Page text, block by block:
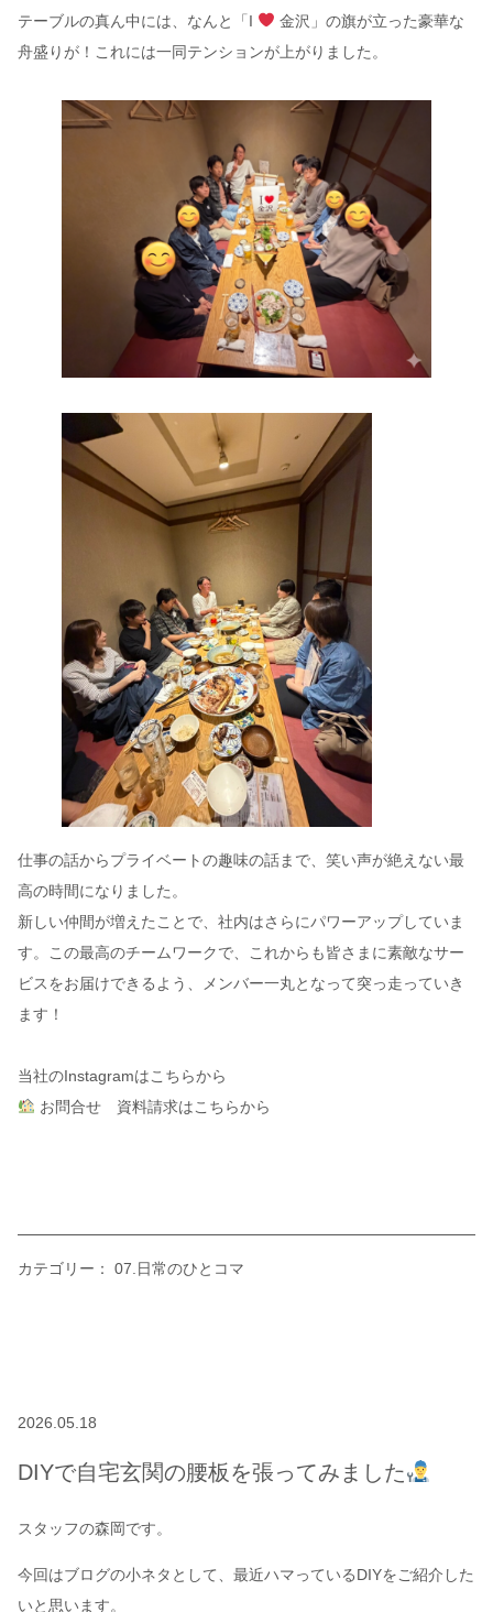
テーブルの真ん中には、なんと「I
金沢」の旗が立った豪華な
舟盛りが！これには一同テンションが上がりました。
仕事の話からプライベートの趣味の話まで、笑い声が絶えない最
高の時間になりました。
新しい仲間が増えたことで、社内はさらにパワーアップしていま
す。この最高のチームワークで、これからも皆さまに素敵なサー
ビスをお届けできるよう、メンバー一丸となって突っ走っていき
ます！
当社のInstagramはこちらから
お問合せ 資料請求はこちらから
カテゴリー： 07.日常のひとコマ
2026.05.18
DIYで自宅玄関の腰板を張ってみました
スタッフの森岡です。
今回はブログの小ネタとして、最近ハマっているDIYをご紹介した
いと思います。